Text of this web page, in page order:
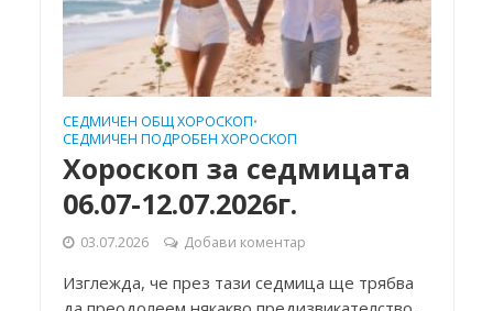
СЕДМИЧЕН ОБЩ ХОРОСКОП•
СЕДМИЧЕН ПОДРОБЕН ХОРОСКОП
Хороскоп за седмицата
06.07-12.07.2026г.
03.07.2026 Добави коментар
Изглежда, че през тази седмица ще трябва